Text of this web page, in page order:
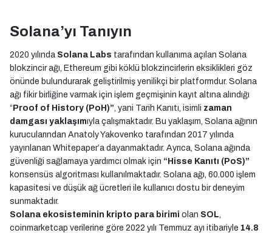
Solana’yı Tanıyın
2020 yılında Solana Labs tarafından kullanıma açılan Solana
blokzincir ağı, Ethereum gibi köklü blokzincirlerin eksiklikleri göz
önünde bulundurarak geliştirilmiş yenilikçi bir platformdur. Solana
ağı fikir birliğine varmak için işlem geçmişinin kayıt altına alındığı
“ Proof of History (PoH)”, yani Tarih Kanıtı, isimli zaman
damgası yaklaşımıyla çalışmaktadır. Bu yaklaşım, Solana ağının
kurucularından Anatoly Yakovenko tarafından 2017 yılında
yayınlanan Whitepaper’a dayanmaktadır. Ayrıca, Solana ağında
güvenliği sağlamaya yardımcı olmak için “Hisse Kanıtı (PoS)”
konsensüs algoritması kullanılmaktadır. Solana ağı, 60.000 işlem
kapasitesi ve düşük ağ ücretleri ile kullanıcı dostu bir deneyim
sunmaktadır.
Solana ekosisteminin kripto para birimi olan SOL,
coinmarketcap verilerine göre 2022 yılı Temmuz ayı itibariyle 14.8